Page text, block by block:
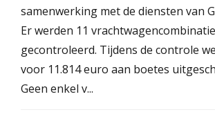
samenwerking met de diensten van
Er werden 11
gecontroleerd. Tijdens de controle
voor 11.814 euro aan boetes
Geen enkel v...